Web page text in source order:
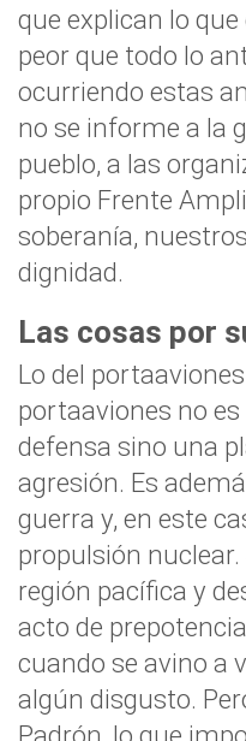
que explican lo
peor que todo lo
ocurriendo estas
no se informe a la
pueblo, a las
propio Frente
soberanía,
dignidad.
Las cosas por
Lo del
portaaviones no
defensa sino una
agresión. Es
guerra y, en este
propulsión
región pacífica y
acto de
cuando se avino a
algún disgusto.